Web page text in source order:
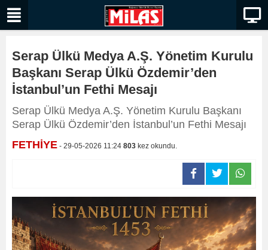
Serap Ülkü Medya A.Ş. Yönetim Kurulu
Başkanı Serap Ülkü Özdemir’den
İstanbul’un Fethi Mesajı
Serap Ülkü Medya A.Ş. Yönetim Kurulu Başkanı
Serap Ülkü Özdemir’den İstanbul’un Fethi Mesajı
FETHİYE - 29-05-2026 11:24 803 kez okundu.